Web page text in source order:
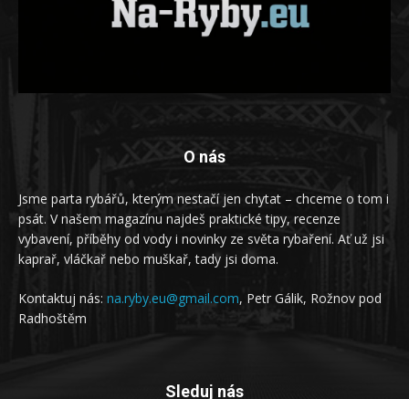
O nás
Jsme parta rybářů, kterým nestačí jen chytat – chceme o tom i
psát. V našem magazínu najdeš praktické tipy, recenze
vybavení, příběhy od vody i novinky ze světa rybaření. Ať už jsi
kaprař, vláčkař nebo muškař, tady jsi doma.
Kontaktuj nás: na.ryby.eu@gmail.com, Petr Gálik, Rožnov pod
Radhoštěm
Sleduj nás